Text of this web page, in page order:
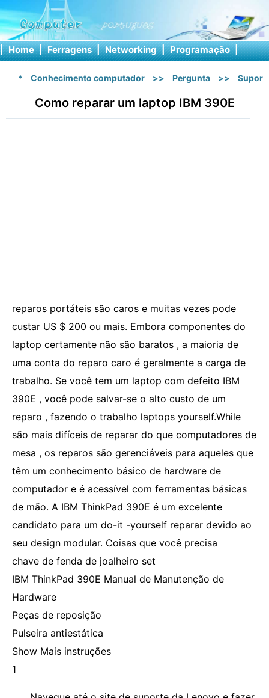
| Home | Ferragens | Networking | Programação |
* Conhecimento computador >> Pergunta >>
Como reparar um laptop IBM 390E
reparos portáteis são caros e muitas vezes pode
custar US $ 200 ou mais. Embora componentes do
laptop certamente não são baratos , a maioria de
uma conta do reparo caro é geralmente a carga de
trabalho. Se você tem um laptop com defeito IBM
390E , você pode salvar-se o alto custo de um
reparo , fazendo o trabalho laptops yourself.While
são mais difíceis de reparar do que computadores de
mesa , os reparos são gerenciáveis ​​para aqueles que
têm um conhecimento básico de hardware de
computador e é acessível com ferramentas básicas
de mão. A IBM ThinkPad 390E é um excelente
candidato para um do-it -yourself reparar devido ao
seu design modular. Coisas que você precisa
chave de fenda de joalheiro set
IBM ThinkPad 390E Manual de Manutenção de
Hardware
Peças de reposição
Pulseira antiestática
Show Mais instruções
1